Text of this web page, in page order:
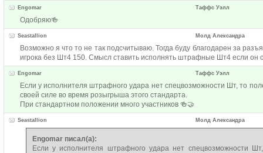
Engomar Таффс Уэлл
Одобряю🍻
Seastallion Молд Александра
Возможно я что то не так подсчитываю. Тогда буду благодарен за
игрока без Шт4 150. Смысл ставить исполнять штрафные Шт4 если он
Engomar Таффс Уэлл
Если у исполнителя штрафного удара нет спецвозможности Шт, то
своей силе во время розыгрыша этого стандарта.
При стандартном положении много участников 🍻🤝
Seastallion Молд Александра
Engomar писал(а):
Если у исполнителя штрафного удара нет спецвозможности